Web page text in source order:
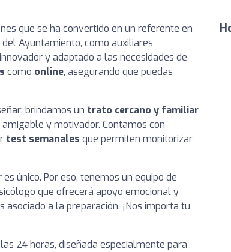
que se ha convertido en un referente en
Ayuntamiento, como auxiliares
y adaptado a las necesidades de
como online, asegurando que puedas
brindamos un trato cercano y familiar
y motivador. Contamos con
test semanales que permiten monitorizar
único. Por eso, tenemos un equipo de
que ofrecerá apoyo emocional y
a la preparación. ¡Nos importa tu
24 horas, diseñada especialmente para